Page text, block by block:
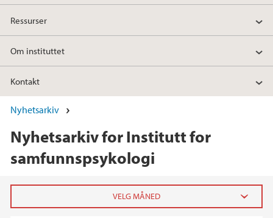
Ressurser
Om instituttet
Kontakt
Nyhetsarkiv
Nyhetsarkiv for Institutt for
samfunnspsykologi